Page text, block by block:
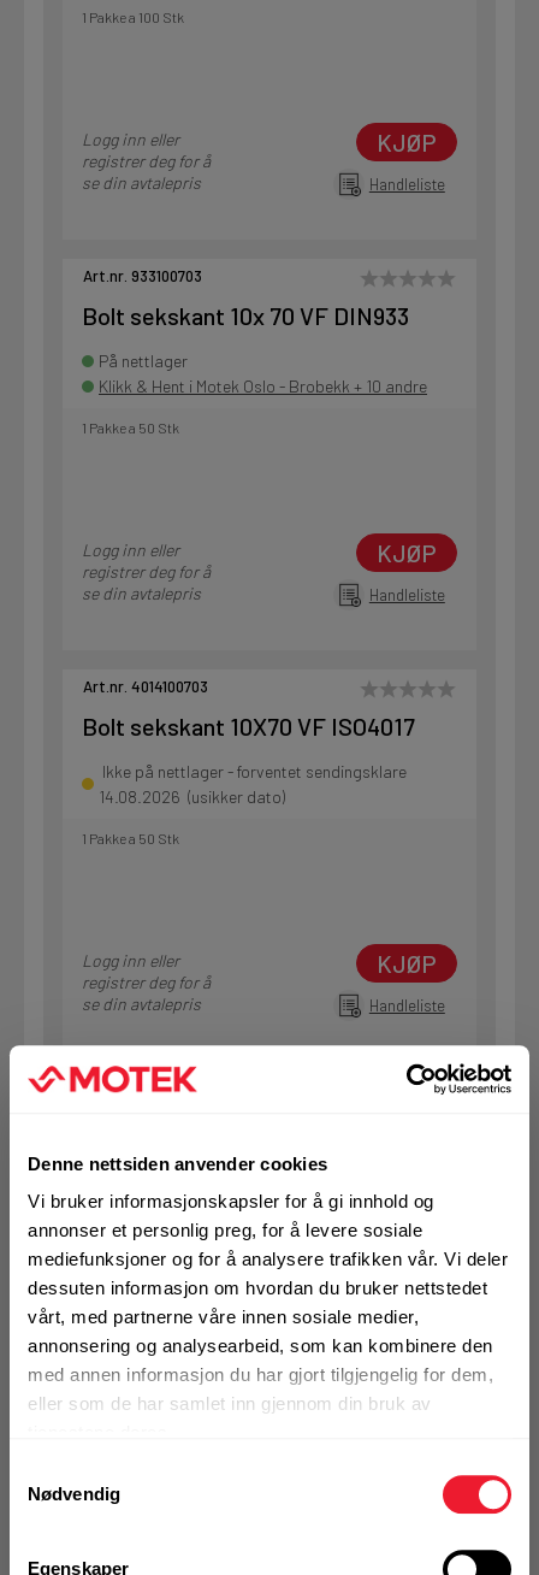
Denne nettsiden anvender cookies
Vi bruker informasjonskapsler for å gi innhold og
annonser et personlig preg, for å levere sosiale
mediefunksjoner og for å analysere trafikken vår. Vi deler
dessuten informasjon om hvordan du bruker nettstedet
vårt, med partnerne våre innen sosiale medier,
annonsering og analysearbeid, som kan kombinere den
med annen informasjon du har gjort tilgjengelig for dem,
eller som de har samlet inn gjennom din bruk av
Nødvendig
Egenskaper
1 Pakke a 100 Stk
Logg inn eller
registrer deg for å
se din avtalepris
KJØP
Handleliste
Art.nr. 933100703
Bolt sekskant 10x 70 VF DIN933
På nettlager
Klikk & Hent i Motek Oslo - Brobekk + 10 andre
1 Pakke a 50 Stk
Logg inn eller
registrer deg for å
se din avtalepris
KJØP
Handleliste
Art.nr. 4014100703
Bolt sekskant 10X70 VF ISO4017
Ikke på nettlager - forventet sendingsklare
14.08.2026 (usikker dato)
1 Pakke a 50 Stk
Logg inn eller
registrer deg for å
se din avtalepris
KJØP
Handleliste
Art.nr. 931100803
Klikk & Hent i Motek Bergen - Åsane
1 Pakke a 50 Stk
Logg inn eller
registrer deg for å
se din avtalepris
KJØP
Handleliste
Art.nr. 931100903